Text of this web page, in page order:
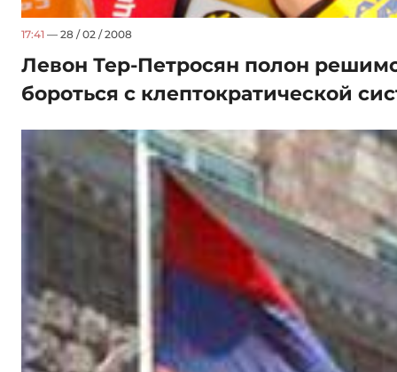
17:41 — 28 / 02 / 2008
Левон Тер-Петросян полон
бороться с клептократической